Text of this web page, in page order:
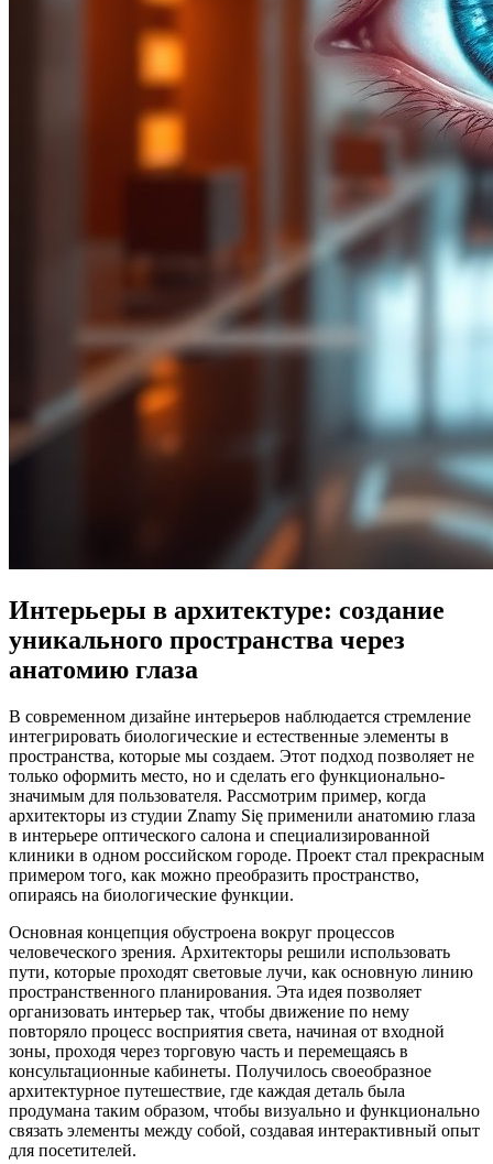
Интерьеры в архитектуре: создание
уникального пространства через
анатомию глаза
В современном дизайне интерьеров наблюдается стремление
интегрировать биологические и естественные элементы в
пространства, которые мы создаем. Этот подход позволяет не
только оформить место, но и сделать его функционально-
значимым для пользователя. Рассмотрим пример, когда
архитекторы из студии Znamy Się применили анатомию глаза
в интерьере оптического салона и специализированной
клиники в одном российском городе. Проект стал прекрасным
примером того, как можно преобразить пространство,
опираясь на биологические функции.
Основная концепция обустроена вокруг процессов
человеческого зрения. Архитекторы решили использовать
пути, которые проходят световые лучи, как основную линию
пространственного планирования. Эта идея позволяет
организовать интерьер так, чтобы движение по нему
повторяло процесс восприятия света, начиная от входной
зоны, проходя через торговую часть и перемещаясь в
консультационные кабинеты. Получилось своеобразное
архитектурное путешествие, где каждая деталь была
продумана таким образом, чтобы визуально и функционально
связать элементы между собой, создавая интерактивный опыт
для посетителей.